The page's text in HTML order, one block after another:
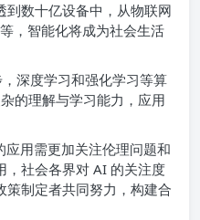
到数十亿设备中，从物联网
，智能化将成为社会生活
，深度学习和强化学习等算
的理解与学习能力，应用
应用需更加关注伦理问题和
，社会各界对 AI 的关注度
制定者共同努力，构建合